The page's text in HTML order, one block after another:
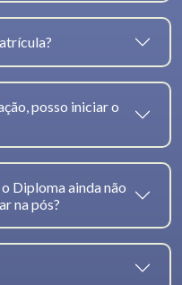
posso iniciar o
Diploma ainda não
na pós?